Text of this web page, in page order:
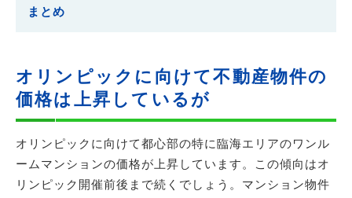
まとめ
オリンピックに向けて不動産物件の
価格は上昇しているが
オリンピックに向けて都心部の特に臨海エリアのワンル
ームマンションの価格が上昇しています。この傾向はオ
リンピック開催前後まで続くでしょう。マンション物件